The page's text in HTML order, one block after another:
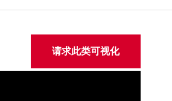
请求此类可视化